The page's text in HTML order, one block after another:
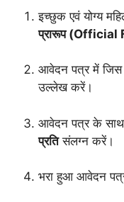
इच्छुक एवं योग्य
प्रारूप (Official
आवेदन पत्र में जिस
उल्लेख करें।
आवेदन पत्र के
प्रतिसंलग्न करें।
भरा हुआ आवेदन पत्र